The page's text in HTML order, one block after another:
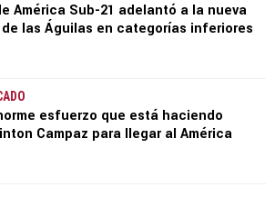
América Sub-21 adelantó a la nueva
de las Águilas en categorías inferiores
esfuerzo que está haciendo
Campaz para llegar al América